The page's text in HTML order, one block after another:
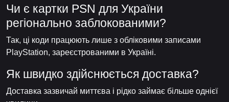
Чи є картки PSN для України
регіонально заблокованими?
Так, ці коди працюють лише з обліковими записами
PlayStation, зареєстрованими в Україні.
Як швидко здійснюється доставка?
Доставка зазвичай миттєва і рідко займає більше однієї